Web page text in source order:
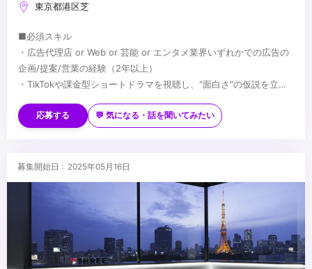
東京都港区芝
■必須スキル
・広告代理店 or Web or 芸能 or エンタメ業界いずれかでの広告の
企画/提案/営業の経験（2年以上）
・TikTokや課金型ショートドラマを視聴し、"面白さ"の仮説を立て
・0からキャッチアップをしながらタスクを遂行する能力
・映像や広告事業における企画経験
・プロジェクトマネジメント業務に携わった経験
・ドラマやテレビ番組の制作に携わった経験
■求める人物像
・エンタメが好きな方
・他者へのリスペクトを持っている方
・ロマンとロジックを併せ持っている方
・プロ意識/遂行能力が高い方
・仮説をベースに思考し、未知の解決すべき問題を定義しながら解
決する力
応募する 💬 気になる・話を聞いてみたい
募集開始日 : 2025年05月16日